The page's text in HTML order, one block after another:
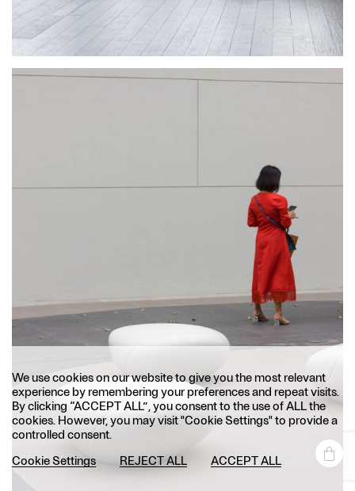
We use cookies on our website to give you the most relevant
experience by remembering your preferences and repeat visits.
By clicking “ACCEPT ALL”, you consent to the use of ALL the
cookies. However, you may visit "Cookie Settings" to provide a
controlled consent.
Cookie Settings
REJECT ALL ACCEPT ALL